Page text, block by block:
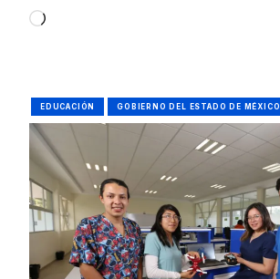
Loading…
EDUCACIÓN GOBIERNO DEL ESTADO DE MÉXICO